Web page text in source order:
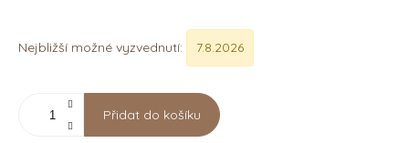
Nejbližší možné vyzvednutí: 7.8.2026
Přidat do košíku